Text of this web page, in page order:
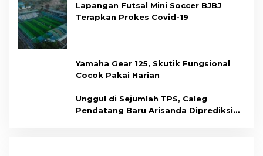
Lapangan Futsal Mini Soccer BJBJ
Terapkan Prokes Covid-19
Yamaha Gear 125, Skutik Fungsional
Cocok Pakai Harian
Unggul di Sejumlah TPS, Caleg
Pendatang Baru Arisanda Diprediksi